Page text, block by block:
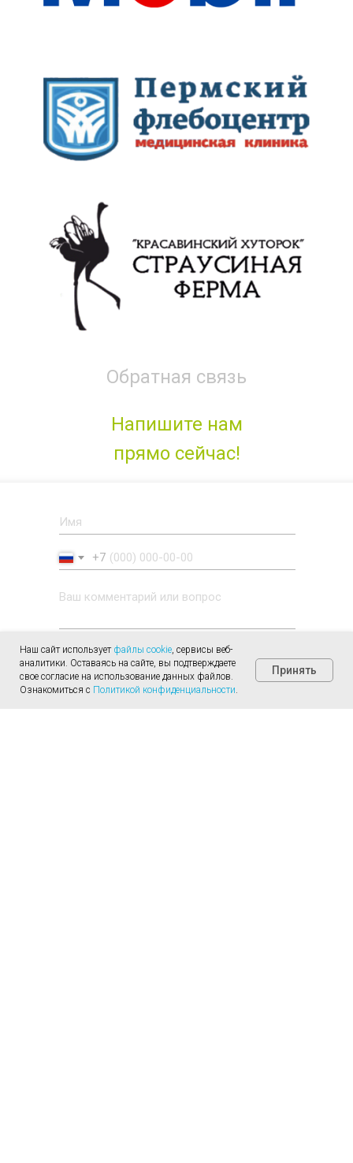
Обратная связь
Напишите нам
прямо сейчас!
+7
Нажимая кнопку «Отправить сообщение»,
вы соглашаетесь с правиламиобработки
персональных данныхна этом сайте
Наш сайт использует файлы cookie, сервисы веб-
аналитики. Оставаясь на сайте, вы подтверждаете
свое согласие на использование данных файлов.
Ознакомиться с Политикой конфиденциальности.
Принять